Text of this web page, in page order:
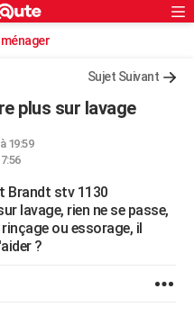
Sujet Suivant
plus sur lavage
19:59
Brandt stv 1130
lavage, rien ne se passe,
ou essorage, il
?